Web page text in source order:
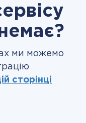
ми можемо
сторінці